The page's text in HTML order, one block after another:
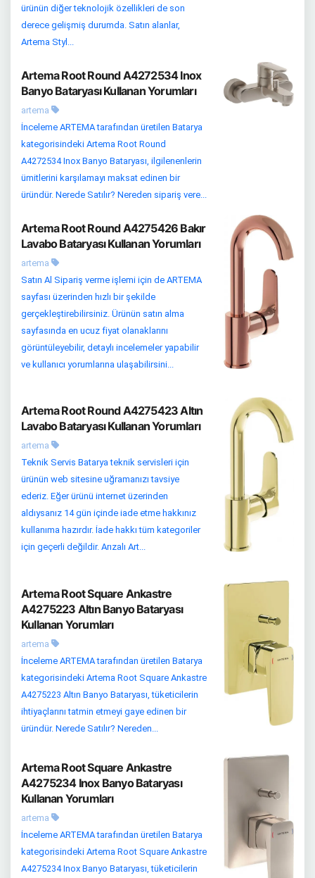
ürünün diğer teknolojik özellikleri de son
derece gelişmiş durumda. Satın alanlar,
Artema Styl...
Artema Root Round A4272534 Inox
Banyo Bataryası Kullanan Yorumları
artema
İnceleme ARTEMA tarafından üretilen Batarya
kategorisindeki Artema Root Round
A4272534 Inox Banyo Bataryası, ilgilenenlerin
ümitlerini karşılamayı maksat edinen bir
üründür. Nerede Satılır? Nereden sipariş vere...
Artema Root Round A4275426 Bakır
Lavabo Bataryası Kullanan Yorumları
artema
Satın Al Sipariş verme işlemi için de ARTEMA
sayfası üzerinden hızlı bir şekilde
gerçekleştirebilirsiniz. Ürünün satın alma
sayfasında en ucuz fiyat olanaklarını
görüntüleyebilir, detaylı incelemeler yapabilir
ve kullanıcı yorumlarına ulaşabilirsini...
Artema Root Round A4275423 Altın
Lavabo Bataryası Kullanan Yorumları
artema
Teknik Servis Batarya teknik servisleri için
ürünün web sitesine uğramanızı tavsiye
ederiz. Eğer ürünü internet üzerinden
aldıysanız 14 gün içinde iade etme hakkınız
kullanıma hazırdır. İade hakkı tüm kategoriler
için geçerli değildir. Arızalı Art...
Artema Root Square Ankastre
A4275223 Altın Banyo Bataryası
Kullanan Yorumları
artema
İnceleme ARTEMA tarafından üretilen Batarya
kategorisindeki Artema Root Square Ankastre
A4275223 Altın Banyo Bataryası, tüketicilerin
ihtiyaçlarını tatmin etmeyi gaye edinen bir
üründür. Nerede Satılır? Nereden...
Artema Root Square Ankastre
A4275234 Inox Banyo Bataryası
Kullanan Yorumları
artema
İnceleme ARTEMA tarafından üretilen Batarya
kategorisindeki Artema Root Square Ankastre
A4275234 Inox Banyo Bataryası, tüketicilerin